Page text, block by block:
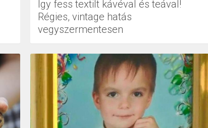
Így fess textilt kávéval és teával!
Régies, vintage hatás
vegyszermentesen